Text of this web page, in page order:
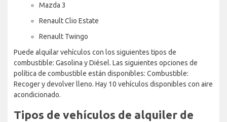
Mazda 3
Renault Clio Estate
Renault Twingo
Puede alquilar vehículos con los siguientes tipos de
combustible: Gasolina y Diésel. Las siguientes opciones de
política de combustible están disponibles: Combustible:
Recoger y devolver lleno. Hay 10 vehículos disponibles con aire
acondicionado.
Tipos de vehículos de alquiler de